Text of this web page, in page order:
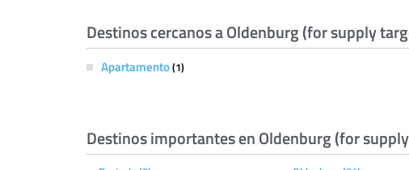
Destinos cercanos a Oldenburg (for supply
Apartamento(1)
Destinos importantes en Oldenburg (for